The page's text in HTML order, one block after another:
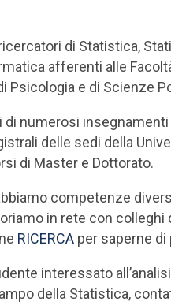
di Statistica,
afferenti alle
Psicologia e di Scienze
di numerosi
delle sedi della
di Master e Dottorato.
competenze
in rete con
RICERCA per saperne di
interessato
della Statistica,